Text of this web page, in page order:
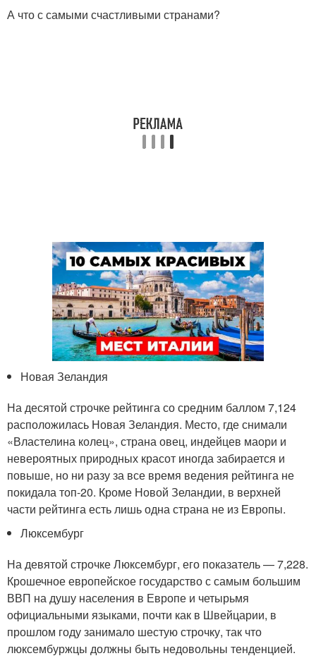
А что с самыми счастливыми странами?
Новая Зеландия
На десятой строчке рейтинга со средним баллом 7,124
расположилась Новая Зеландия. Место, где снимали
«Властелина колец», страна овец, индейцев маори и
невероятных природных красот иногда забирается и
повыше, но ни разу за все время ведения рейтинга не
покидала топ-20. Кроме Новой Зеландии, в верхней
части рейтинга есть лишь одна страна не из Европы.
Люксембург
На девятой строчке Люксембург, его показатель — 7,228.
Крошечное европейское государство с самым большим
ВВП на душу населения в Европе и четырьмя
официальными языками, почти как в Швейцарии, в
прошлом году занимало шестую строчку, так что
люксембуржцы должны быть недовольны тенденцией.